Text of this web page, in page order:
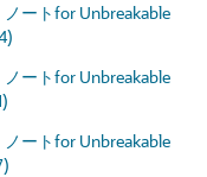
ートfor Unbreakable
ートfor Unbreakable
ートfor Unbreakable